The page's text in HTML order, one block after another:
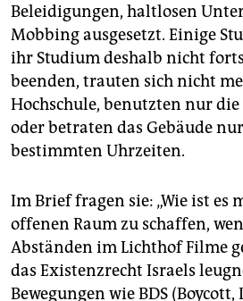
Beleidigungen, haltlosen
Mobbing ausgesetzt. Einige
ihr Studium deshalb nicht
beenden, trauten sich nicht
Hochschule, benutzten nur
oder betraten das Gebäude
bestimmten Uhrzeiten.
Im Brief fragen sie: „Wie ist es
offenen Raum zu schaffen,
Abständen im Lichthof Filme
das Existenzrecht Israels
Bewegungen wie BDS